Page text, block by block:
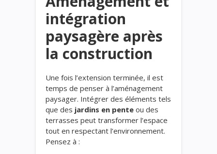
intégration
paysagère après
la construction
Une fois l’extension terminée, il est
temps de penser à l’aménagement
paysager. Intégrer des éléments tels
que des jardins en pente ou des
terrasses peut transformer l’espace
tout en respectant l’environnement.
Pensez à :